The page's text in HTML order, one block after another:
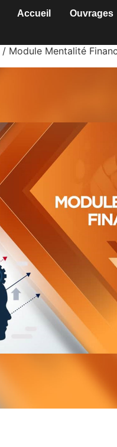
Accueil Ouvrages
/ Module Mentalité